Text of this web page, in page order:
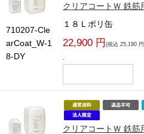
710207-Cle
arCoat_W-1
8-DY
クリアコートＷ 鉄筋
１８Ｌポリ缶
22,900 円 (税込 25,190
-
クリアコートＷ 鉄筋